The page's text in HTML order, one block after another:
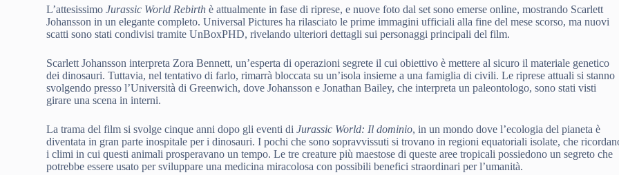
L’attesissimoJurassic World Rebirth è attualmente in fase di riprese, e nuove foto dal set sono emerse online, mostrando Scarlett
Johansson in un elegante completo. Universal Pictures ha rilasciato le prime immagini ufficiali alla fine del mese scorso, ma nuovi
scatti sono stati condivisi tramite UnBoxPHD, rivelando ulteriori dettagli sui personaggi principali del film.
Scarlett Johansson interpreta Zora Bennett, un’esperta di operazioni segrete il cui obiettivo è mettere al sicuro il materiale genetico
dei dinosauri. Tuttavia, nel tentativo di farlo, rimarrà bloccata su un’isola insieme a una famiglia di civili. Le riprese attuali si stanno
svolgendo presso l’Università di Greenwich, dove Johansson e Jonathan Bailey, che interpreta un paleontologo, sono stati visti
girare una scena in interni.
La trama del film si svolge cinque anni dopo gli eventi diJurassic World: Il dominio, in un mondo dove l’ecologia del pianeta è
diventata in gran parte inospitale per i dinosauri. I pochi che sono sopravvissuti si trovano in regioni equatoriali isolate, che
i climi in cui questi animali prosperavano un tempo. Le tre creature più maestose di queste aree tropicali possiedono un segreto che
potrebbe essere usato per sviluppare una medicina miracolosa con possibili benefici straordinari per l’umanità.